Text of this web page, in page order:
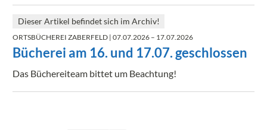
Dieser Artikel befindet sich im Archiv!
ORTSBÜCHEREI ZABERFELD | 07.07.2026 – 17.07.2026
Bücherei am 16. und 17.07. geschlossen
Das Büchereiteam bittet um Beachtung!